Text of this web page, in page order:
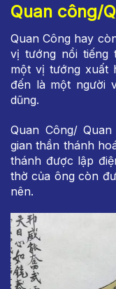
Quan công/
Quan Công hay
vị tướng nổi tiếng
một vị tướng xuất
đến là một người
dũng.
Quan Công/
gian thần thánh
thánh được lập
thờ của ông còn
nên.